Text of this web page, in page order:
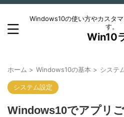
Windows10の使い方やカスタ
す。
Win10
ホーム > Windows10の基本 > システ
システム設定
Windows10でアプリ